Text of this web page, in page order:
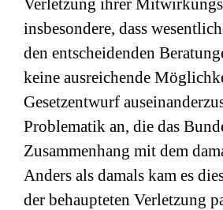
Verletzung ihrer
insbesondere, dass
den entscheidenden
keine ausreichende
Gesetzentwurf
Problematik an, die das
Zusammenhang mit dem
Anders als damals kam es
der behaupteten Verletzung